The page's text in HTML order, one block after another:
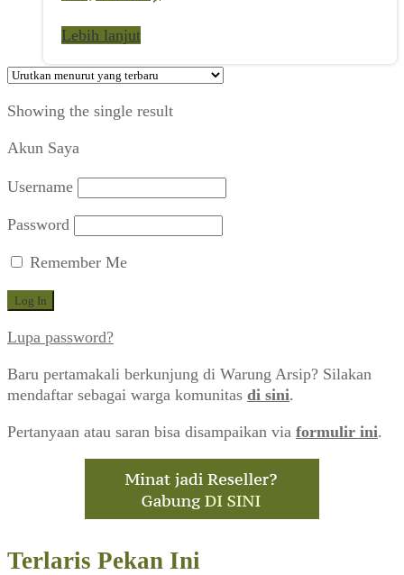
Lebih lanjut
Showing the single result
Akun Saya
Username
Password
Remember Me
Lupa password?
Baru pertamakali berkunjung di Warung Arsip? Silakan
mendaftar sebagai warga komunitas di sini.
Pertanyaan atau saran bisa disampaikan via formulir ini.
Terlaris Pekan Ini